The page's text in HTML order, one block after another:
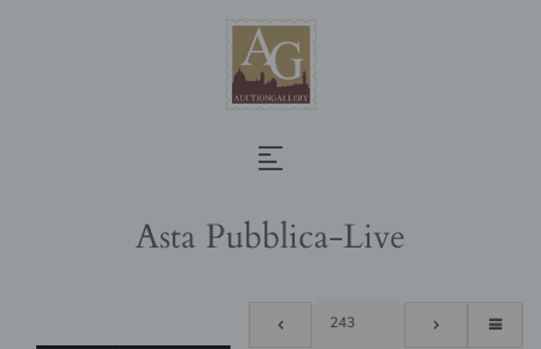
Asta Pubblica-Live